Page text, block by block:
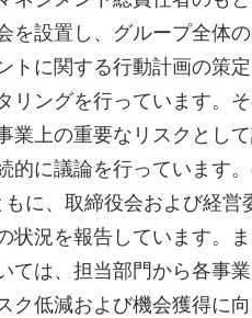
を設置し、グループ全体
トに関する行動計画の策
リングを行っています。
業上の重要なリスクとし
的に議論を行っています
に、取締役会および経営
状況を報告しています。ま
ては、担当部門から各事
ク低減および機会獲得に